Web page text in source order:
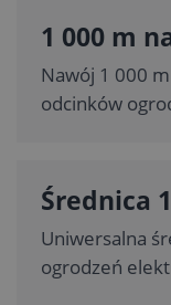
1 000 m
Nawój 1 000
odcinków
Średnica
Uniwersalna
ogrodzeń